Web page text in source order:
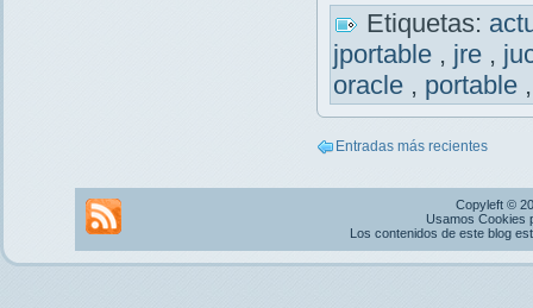
Etiquetas:
jportable , jre ,
oracle , portable
Entradas más recientes
Copyleft ©
Usamos Cookies
Los contenidos de este blog